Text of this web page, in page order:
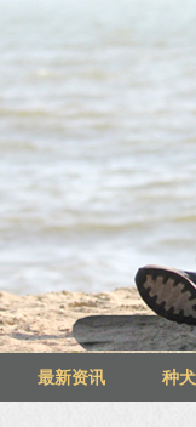
最新资讯 种